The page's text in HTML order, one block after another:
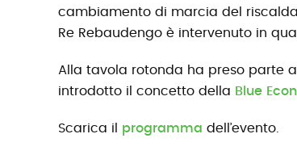
cambiamento di marcia del
Re Rebaudengo è intervenuto in
Alla tavola rotonda ha preso parte
introdotto il concetto della Blue
Scarica il programma dell’evento.